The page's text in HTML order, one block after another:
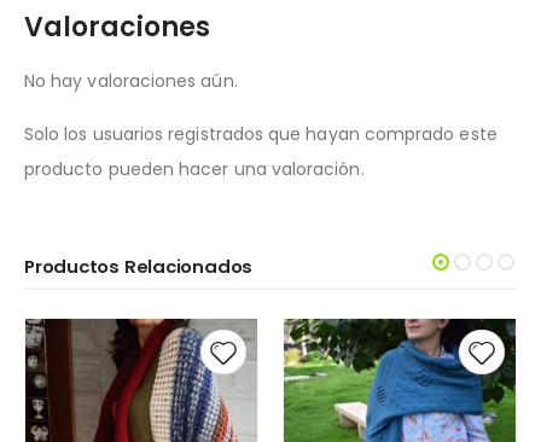
Valoraciones
No hay valoraciones aún.
Solo los usuarios registrados que hayan comprado este
producto pueden hacer una valoración.
Productos Relacionados